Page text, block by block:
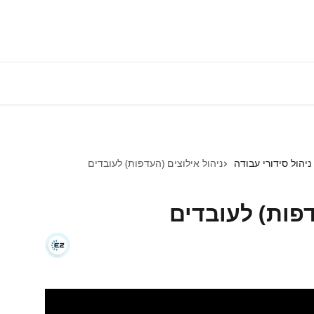
ניהול סידורי עבודה ניהול אילוצים (העדפות) לעובדים
לעובדים